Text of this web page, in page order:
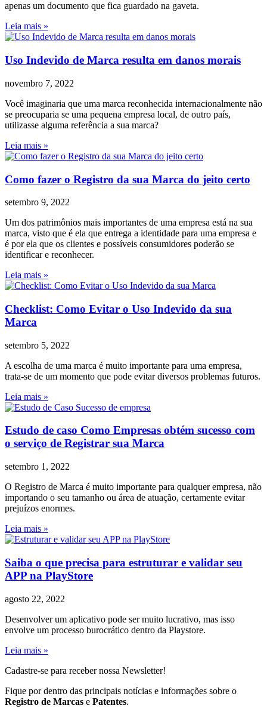
apenas um documento que fica guardado na gaveta.
Leia mais »
Uso Indevido de Marca resulta em danos morais
novembro 7, 2022
Você imaginaria que uma marca reconhecida internacionalmente não
se preocuparia se uma pequena empresa local, de outro país,
utilizasse alguma referência a sua marca?
Leia mais »
Como fazer o Registro da sua Marca do jeito certo
setembro 9, 2022
Um dos patrimônios mais importantes de uma empresa está na sua
marca, visto que é ela que entrega a identidade para uma empresa e
é por ela que os clientes e possíveis consumidores poderão se
identificar e reconhecer.
Leia mais »
Checklist: Como Evitar o Uso Indevido da sua
Marca
setembro 5, 2022
A escolha de uma marca é muito importante para uma empresa,
trata-se de um momento que pode evitar diversos problemas futuros.
Leia mais »
Estudo de caso Como Empresas obtém sucesso com
o serviço de Registrar sua Marca
setembro 1, 2022
O Registro de Marca é muito importante para qualquer empresa, não
importando o seu tamanho ou área de atuação, certamente evitar
prejuízos enormes.
Leia mais »
Saiba o que precisa para estruturar e validar seu
APP na PlayStore
agosto 22, 2022
Desenvolver um aplicativo pode ser muito lucrativo, mas isso
envolve um processo burocrático dentro da Playstore.
Leia mais »
Cadastre-se para receber nossa Newsletter!
Fique por dentro das principais notícias e informações sobre o
Registro de Marcas e Patentes.